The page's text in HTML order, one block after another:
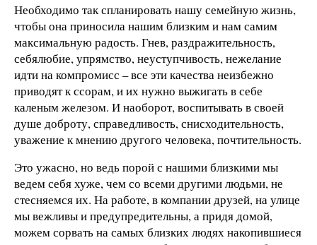
Необходимо так спланировать нашу семейную жизнь,
чтобы она приносила нашим близким и нам самим
максимальную радость. Гнев, раздражительность,
себялюбие, упрямство, неуступчивость, нежелание
идти на компромисс – все эти качества неизбежно
приводят к ссорам, и их нужно выжигать в себе
каленым железом. И наоборот, воспитывать в своей
душе доброту, справедливость, снисходительность,
уважение к мнению другого человека, почтительность.
Это ужасно, но ведь порой с нашими близкими мы
ведем себя хуже, чем со всеми другими людьми, не
стесняемся их. На работе, в компании друзей, на улице
мы вежливы и предупредительны, а придя домой,
можем сорвать на самых близких людях накопившиеся